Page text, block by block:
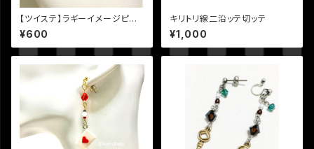
【ツイステ】ラギーイメージピア
ス
¥600
キリトリ線二沿ッテ切ッテ
¥1,000